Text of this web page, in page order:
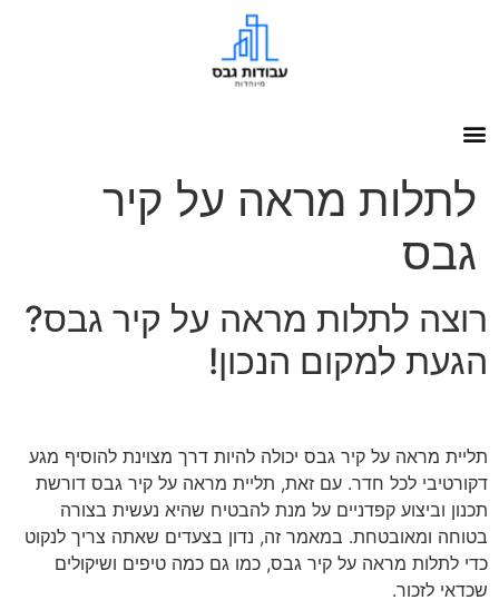
לתלות מראה על קיר
גבס
רוצה לתלות מראה על קיר גבס?
הגעת למקום הנכון!
תליית מראה על קיר גבס יכולה להיות דרך מצוינת להוסיף מגע
דקורטיבי לכל חדר. עם זאת, תליית מראה על קיר גבס דורשת
תכנון וביצוע קפדניים על מנת להבטיח שהיא נעשית בצורה
בטוחה ומאובטחת. במאמר זה, נדון בצעדים שאתה צריך לנקוט
כדי לתלות מראה על קיר גבס, כמו גם כמה טיפים ושיקולים
שכדאי לזכור.